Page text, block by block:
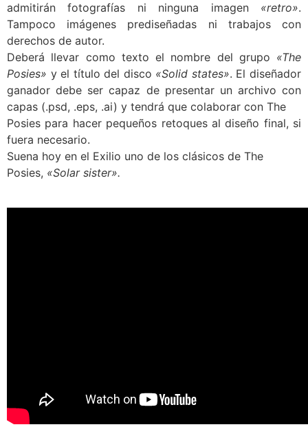
admitirán fotografías ni ninguna imagen «retro».
Tampoco imágenes prediseñadas ni trabajos con
derechos de autor.
Deberá llevar como texto el nombre del grupo «The
Posies» y el título del disco «Solid states». El diseñador
ganador debe ser capaz de presentar un archivo con
capas (.psd, .eps, .ai) y tendrá que colaborar con The
Posies para hacer pequeños retoques al diseño final, si
fuera necesario.
Suena hoy en el Exilio uno de los clásicos de The
Posies, «Solar sister».